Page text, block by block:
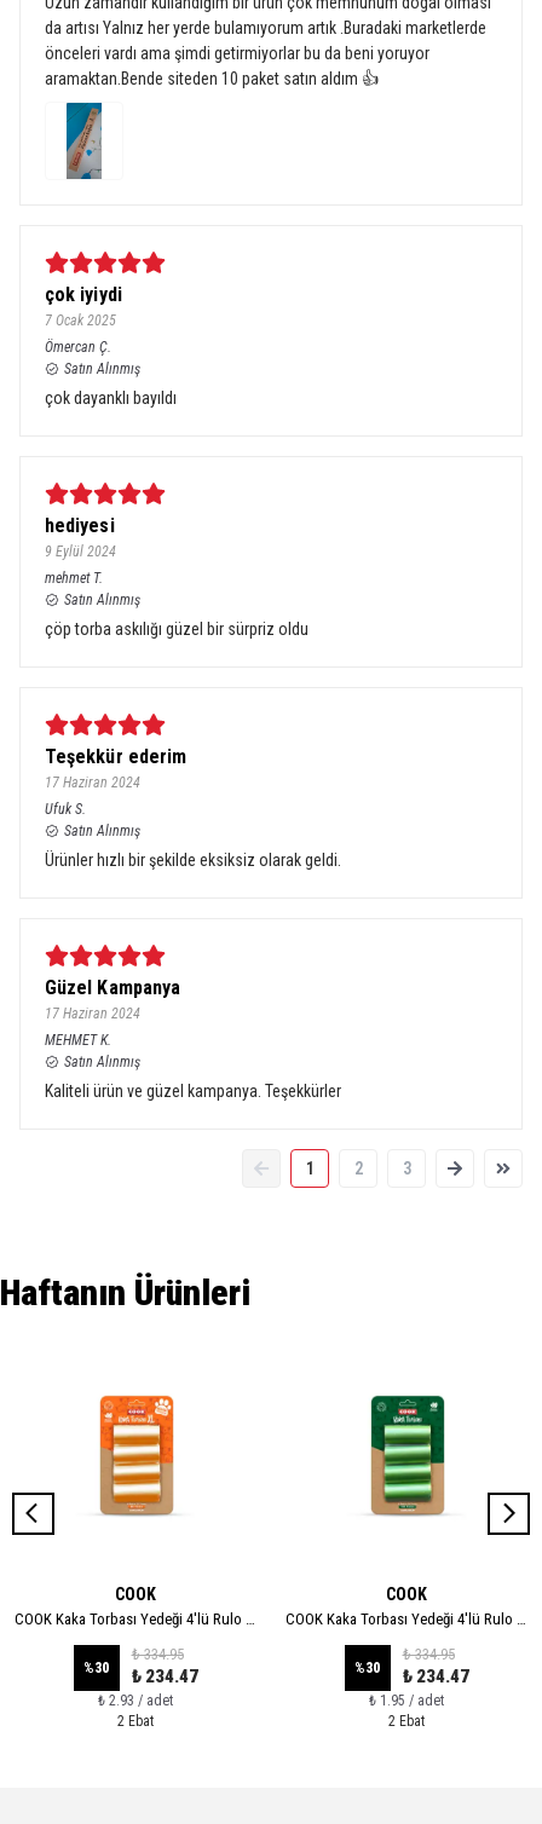
da artısı Yalnız her yerde bulamıyorum artık .Buradaki marketlerde
önceleri vardı ama şimdi getirmiyorlar bu da beni yoruyor
aramaktan.Bende siteden 10 paket satın aldım 👍
çok iyiydi
7 Ocak 2025
Ömercan Ç.
Satın Alınmış
çok dayanklı bayıldı
hediyesi
9 Eylül 2024
mehmet T.
Satın Alınmış
çöp torba askılığı güzel bir sürpriz oldu
Teşekkür ederim
17 Haziran 2024
Ufuk S.
Satın Alınmış
Ürünler hızlı bir şekilde eksiksiz olarak geldi.
Güzel Kampanya
17 Haziran 2024
MEHMETK.
Satın Alınmış
Kaliteli ürün ve güzel kampanya. Teşekkürler
1 2 3
Haftanın Ürünleri
COOK
COOK Kaka Torbası Yedeği 4'lü Rulo - XL
%30
₺ 334.95
₺ 234.47
₺ 2.93 / adet
2 Ebat
COOK
COOK Kaka Torbası Yedeği 4'lü Rulo - STANDART
%30
₺ 334.95
₺ 234.47
₺ 1.95 / adet
2 Ebat